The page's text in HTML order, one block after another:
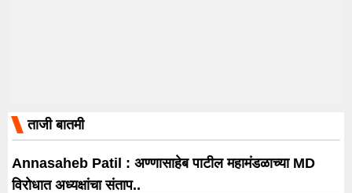
ताजी बातमी
Annasaheb Patil : अण्णासाहेब पाटील महामंडळाच्या MD
विरोधात अध्यक्षांचा संताप..